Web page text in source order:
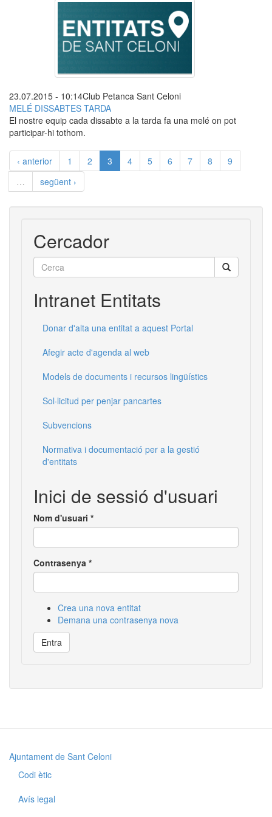
23.07.2015 - 10:14Club Petanca Sant Celoni
MELÉ DISSABTES TARDA
El nostre equip cada dissabte a la tarda fa una melé on pot
participar-hi tothom.
‹ anterior 1 2 3 4 5 6 7 8
9
…
següent ›
Cercador
Intranet Entitats
Donar d'alta una entitat a aquest Portal
Afegir acte d'agenda al web
Models de documents i recursos lingüístics
Sol·licitud per penjar pancartes
Subvencions
Normativa i documentació per a la gestió
d'entitats
Inici de sessió d'usuari
Nom d'usuari *
Contrasenya *
Crea una nova entitat
Demana una contrasenya nova
Entra
Ajuntament de Sant Celoni
Codi ètic
Avís legal